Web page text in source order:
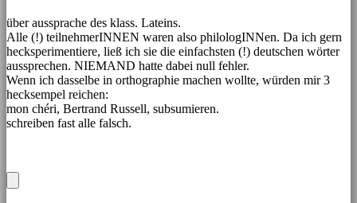
über aussprache des klass. Lateins.
Alle (!) teilnehmerINNEN waren also philologINNen. Da ich gern
hecksperimentiere, ließ ich sie die einfachsten (!) deutschen wörter
aussprechen. NIEMAND hatte dabei null fehler.
Wenn ich dasselbe in orthographie machen wollte, würden mir 3
hecksempel reichen:
mon chéri, Bertrand Russell, subsumieren.
schreiben fast alle falsch.